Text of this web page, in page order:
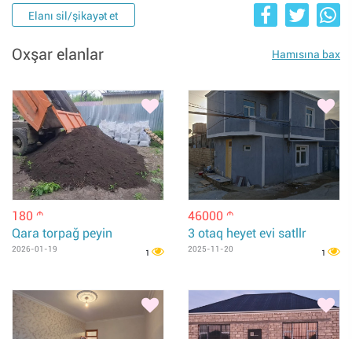
Elanı sil/şikayət et
Oxşar elanlar Hamısına bax
180 m
Qara torpağ peyin
2026-01-19 1
46000 m
3 otaq heyet evi satllr
2025-11-20 1